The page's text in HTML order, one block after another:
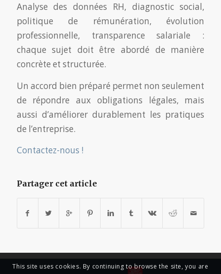
Analyse des données RH, diagnostic social,
politique de rémunération, évolution
professionnelle, transparence salariale :
chaque sujet doit être abordé de manière
concrète et structurée.
Un accord bien préparé permet non seulement
de répondre aux obligations légales, mais
aussi d’améliorer durablement les pratiques
de l’entreprise.
Contactez-nous !
Partager cet article
This site uses cookies. By continuing to browse the site, you are